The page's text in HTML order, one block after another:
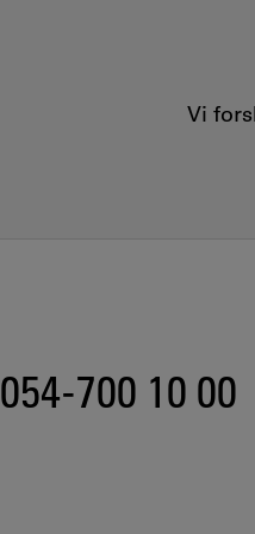
Vi
054-700 10 00